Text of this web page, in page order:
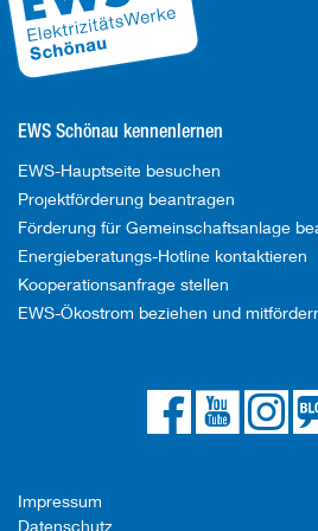
EWS Schönau kennenlernen
EWS-Hauptseite besuchen
Projektförderung beantragen
Förderung für Gemeinschaftsanlage
Energieberatungs-Hotline kontaktieren
Kooperationsanfrage stellen
EWS-Ökostrom beziehen und
EWS
auf
Facebook
EWS
auf
YouTube
auf
Impressum
Datenschutz